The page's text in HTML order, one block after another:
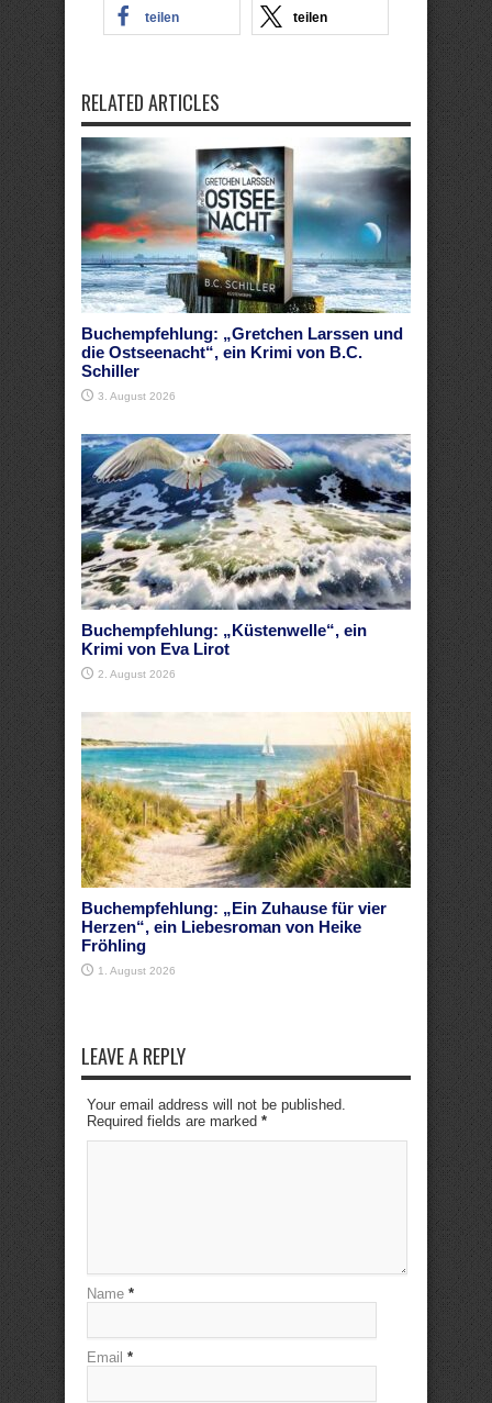
teilen teilen
RELATED ARTICLES
Buchempfehlung: „Gretchen Larssen und
die Ostseenacht“, ein Krimi von B.C.
Schiller
3. August 2026
Buchempfehlung: „Küstenwelle“, ein
Krimi von Eva Lirot
2. August 2026
Buchempfehlung: „Ein Zuhause für vier
Herzen“, ein Liebesroman von Heike
Fröhling
1. August 2026
LEAVE A REPLY
Your email address will not be published.
Required fields are marked *
Name *
Email *